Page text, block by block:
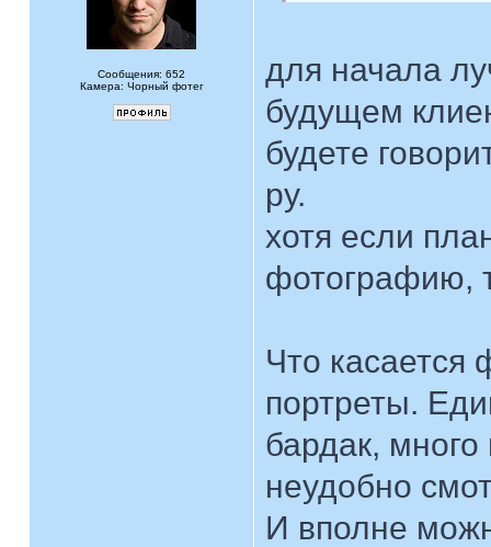
Сообщения: 652
Камера: Чорный фотег
для начала
будущем
будете
ру.
хотя если
фотографию,
Что касается
портреты.
бардак,
неудобно
И вполне